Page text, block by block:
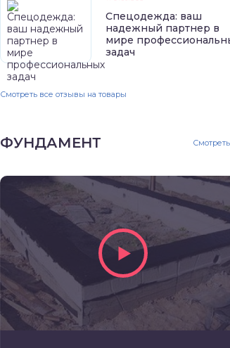
Спецодежда: ваш
надежный партнер в
мире
задач
Смотреть все отзывы на товары
ФУНДАМЕНТ